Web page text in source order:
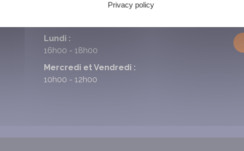
HORAIRES DE LA MAIRIE
Lundi :
16h00 - 18h00
Mercredi et Vendredi :
10h00 - 12h00
Privacy policy